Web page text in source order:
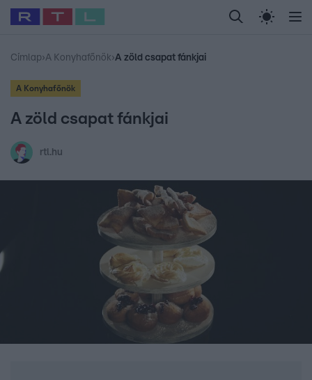
Legfrissebb RTL Híradó Randi Celeb vagyok,
Babits Marcella Most Wanted Gallusz
Címlap›A Konyhafőnök›A zöld csapat fánkjai
A Konyhafőnök
A zöld csapat fánkjai
rtl.hu